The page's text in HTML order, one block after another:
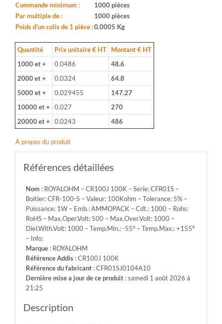
CFR01S
Boitier:
100-
S
100Kohm
-
Tolerance:
5%
-
Emb.:
AMMOPACK
Cdt.:
1000
-
Rohs:
RoHS
Max.Oper.Volt:
500
-
Max.Over.Volt:
Commande minimum :
1000 pièces
Par multiple de :
1000 pièces
Poids d'un colis de 1 pièce :0.0005 Kg
Quantité Prix unitaire € HT
Montant € HT
1000 et +
0.0486
48.6
2000 et +
0.0324
64.8
5000 et +
0.029455
147.27
10000 et +
0.027
270
20000 et +
0.0243 486
A propos du produit
Références détaillées
Nom: ROYALOHM – CR100J 100K – Serie: CFR01S –
Boitier: CFR-100-S – Valeur: 100Kohm – Tolerance: 5% –
Puissance: 1W – Emb.: AMMOPACK – Cdt.: 1000 – Rohs:
RoHS – Max.Oper.Volt: 500 – Max.Over.Volt: 1000 –
Diel.With.Volt: 1000 – Temp.Min.: -55° – Temp.Max.: +155°
– Info:
Marque: ROYALOHM
Référence Addis: CR100J 100K
Référence du fabricant: CFR01SJ0104A10
Dernière mise a jour de ce produit: samedi 1 août 2026 à
21:25
Description